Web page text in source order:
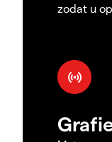
zodat u